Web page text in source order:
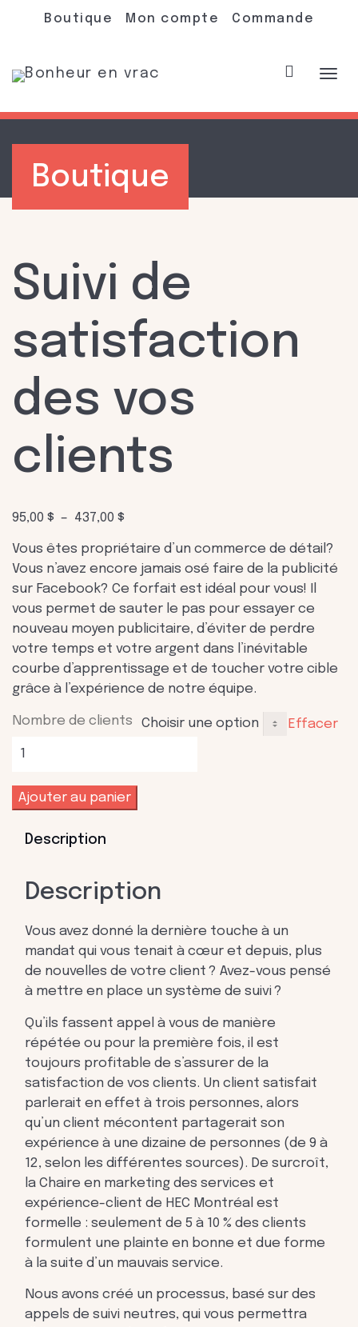
Boutique Mon compte Commande
Boutique
Suivi de
satisfaction
des vos
clients
95,00 $ – 437,00 $
prix :
95,00 $
à
437,00 $
Vous êtes propriétaire d’un commerce de détail?
Vous n’avez encore jamais osé faire de la publicité
sur Facebook? Ce forfait est idéal pour vous! Il
vous permet de sauter le pas pour essayer ce
nouveau moyen publicitaire, d’éviter de perdre
votre temps et votre argent dans l’inévitable
courbe d’apprentissage et de toucher votre cible
grâce à l’expérience de notre équipe.
Nombre de clients
Effacer
quantité
Suivi
de
des
clients
Ajouter au panier
Description
Description
Vous avez donné la dernière touche à un
mandat qui vous tenait à cœur et depuis, plus
de nouvelles de votre client ? Avez-vous pensé
à mettre en place un système de suivi ?
Qu’ils fassent appel à vous de manière
répétée ou pour la première fois, il est
toujours profitable de s’assurer de la
satisfaction de vos clients. Un client satisfait
parlerait en effet à trois personnes, alors
qu’un client mécontent partagerait son
expérience à une dizaine de personnes (de 9 à
12, selon les différentes sources). De surcroît,
la Chaire en marketing des services et
expérience-client de HEC Montréal est
formelle : seulement de 5 à 10 % des clients
formulent une plainte en bonne et due forme
à la suite d’un mauvais service.
Nous avons créé un processus, basé sur des
appels de suivi neutres, qui vous permettra